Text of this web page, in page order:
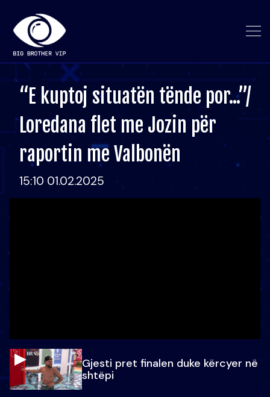
“E kuptoj situatën tënde por...”/
Loredana flet me Jozin për
raportin me Valbonën
15:10 01.02.2025
Gjesti pret finalen duke kërcyer në
shtëpi